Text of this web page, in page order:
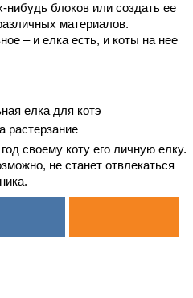
нибудь блоков или создать ее
материалов.
– и елка есть, и коты на нее
своему коту его личную елку.
не станет отвлекаться